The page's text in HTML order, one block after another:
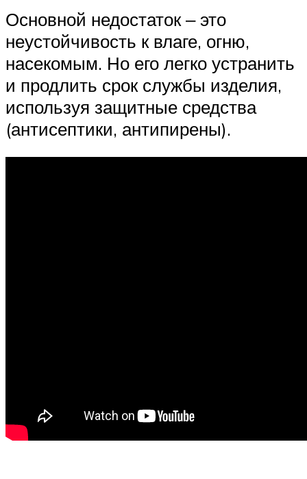
Основной недостаток ‒ это
неустойчивость к влаге, огню,
насекомым. Но его легко устранить
и продлить срок службы изделия,
используя защитные средства
(антисептики, антипирены).